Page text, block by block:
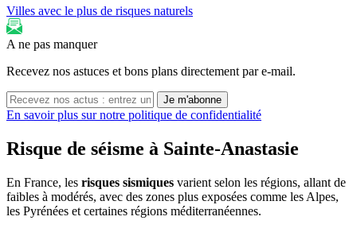
Villes avec le plus de risques naturels
A ne pas manquer
Recevez nos astuces et bons plans directement par e-mail.
Je m'abonne
En savoir plus sur notre politique de confidentialité
Risque de séisme à Sainte-Anastasie
En France, les risques sismiques varient selon les régions, allant de
faibles à modérés, avec des zones plus exposées comme les Alpes,
les Pyrénées et certaines régions méditerranéennes.